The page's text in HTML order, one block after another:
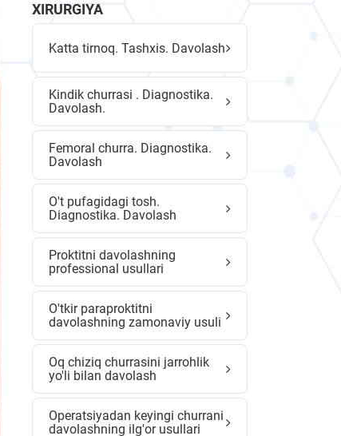
XIRURGIYA
Katta tirnoq. Tashxis. Davolash
Kindik churrasi . Diagnostika.
Davolash.
Femoral churra. Diagnostika.
Davolash
O't pufagidagi tosh.
Diagnostika. Davolash
Proktitni davolashning
professional usullari
O'tkir paraproktitni
davolashning zamonaviy usuli
Oq chiziq churrasini jarrohlik
yo'li bilan davolash
Operatsiyadan keyingi churrani
davolashning ilg'or usullari